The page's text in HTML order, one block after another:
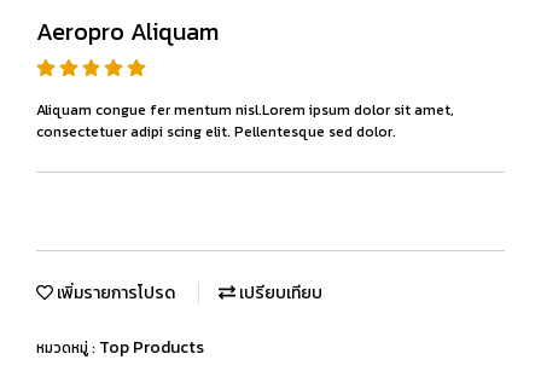
Aeropro Aliquam
Aliquam congue fer mentum nisl.Lorem ipsum dolor sit amet,
consectetuer adipi scing elit. Pellentesque sed dolor.
เพิ่มรายการโปรด เปรียบเทียบ
หมวดหมู่ : Top Products